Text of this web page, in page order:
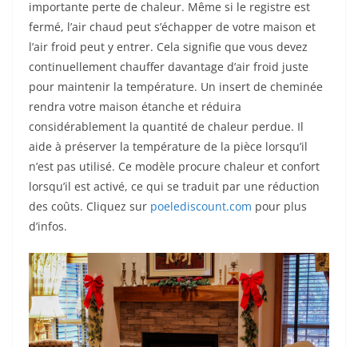
importante perte de chaleur. Même si le registre est
fermé, l’air chaud peut s’échapper de votre maison et
l’air froid peut y entrer. Cela signifie que vous devez
continuellement chauffer davantage d’air froid juste
pour maintenir la température. Un insert de cheminée
rendra votre maison étanche et réduira
considérablement la quantité de chaleur perdue. Il
aide à préserver la température de la pièce lorsqu’il
n’est pas utilisé. Ce modèle procure chaleur et confort
lorsqu’il est activé, ce qui se traduit par une réduction
des coûts. Cliquez sur poelediscount.com pour plus
d’infos.